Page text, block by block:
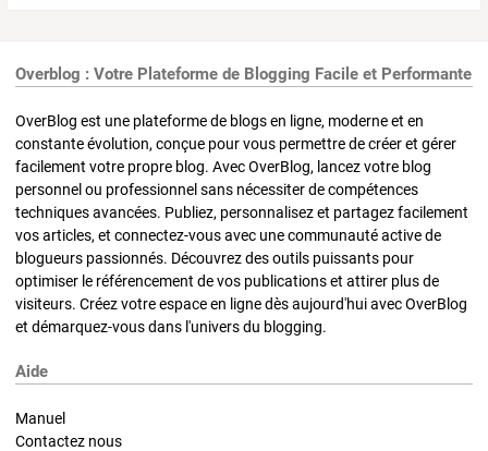
Overblog : Votre Plateforme de Blogging Facile et Performante
OverBlog est une plateforme de blogs en ligne, moderne et en
constante évolution, conçue pour vous permettre de créer et gérer
facilement votre propre blog. Avec OverBlog, lancez votre blog
personnel ou professionnel sans nécessiter de compétences
techniques avancées. Publiez, personnalisez et partagez facilement
vos articles, et connectez-vous avec une communauté active de
blogueurs passionnés. Découvrez des outils puissants pour
optimiser le référencement de vos publications et attirer plus de
visiteurs. Créez votre espace en ligne dès aujourd'hui avec OverBlog
et démarquez-vous dans l'univers du blogging.
Aide
Manuel
Contactez nous